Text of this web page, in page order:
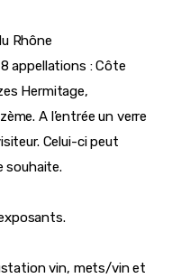
Rhône
appellations : Côte
Hermitage,
A l’entrée un verre
Celui-ci peut
souhaite.
vin, mets/vin et